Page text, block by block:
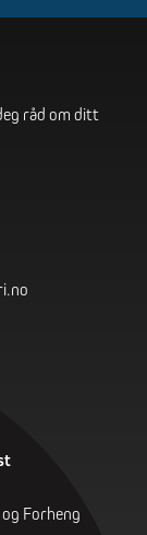
råd om ditt
Forheng